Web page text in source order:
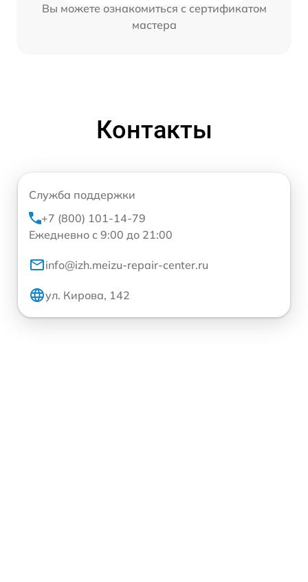
Вы можете ознакомиться с сертификатом
мастера
Контакты
Служба поддержки
+7 (800) 101-14-79
Ежедневно с 9:00 до 21:00
info@izh.meizu-repair-center.ru
ул. Кирова, 142